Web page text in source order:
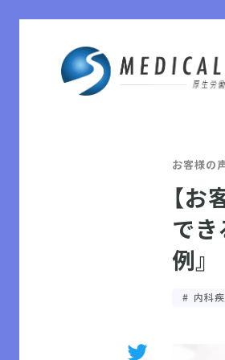
お客様の
【
で
例』
内科